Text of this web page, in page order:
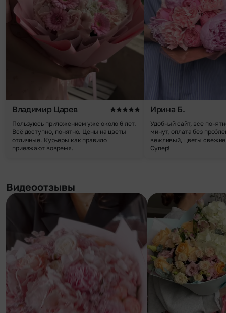
Владимир Царев
Пользуюсь приложением уже около 6 лет.
Всё доступно, понятно. Цены на цветы
отличные. Курьеры как правило
приезжают вовремя.
Ирина Б.
Удобный сайт, все
минут, оплата без
вежливый, цветы
Супер!
Видеоотзывы